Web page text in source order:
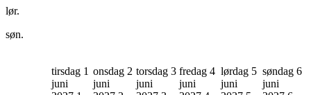
lør.
søn.
tirsdag 1
juni
onsdag 2
juni
torsdag 3
juni
fredag 4
juni
lørdag 5
juni
søndag 6
juni